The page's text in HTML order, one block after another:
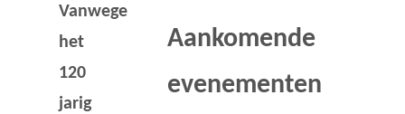
Vanwege
het
120
jarig
Aankomende
evenementen